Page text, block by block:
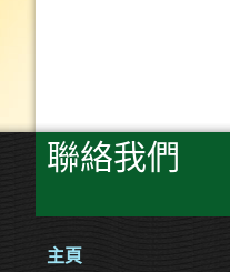
聯絡我們
主頁